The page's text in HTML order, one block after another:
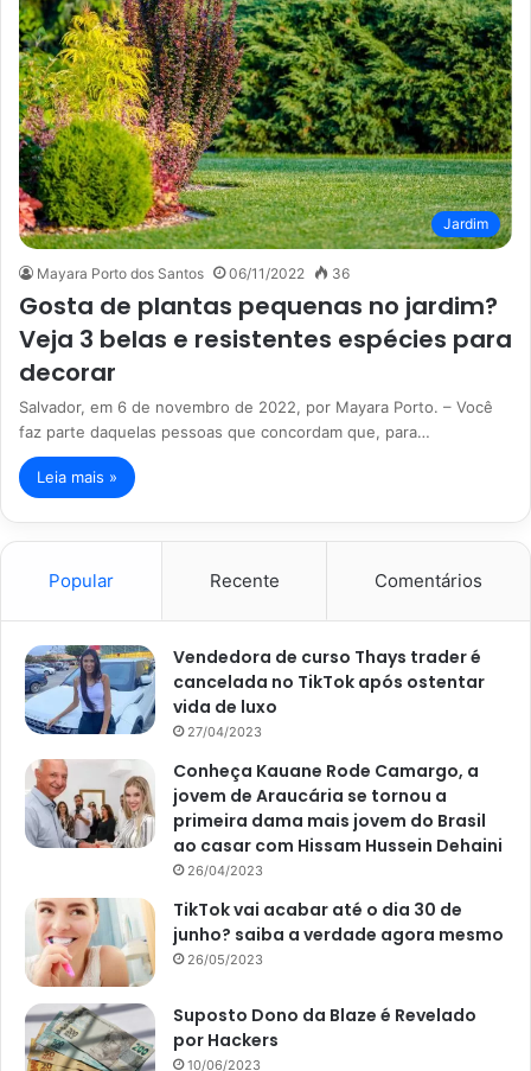
Jardim
Mayara Porto dos Santos 06/11/2022 36
Gosta de plantas pequenas no jardim?
Veja 3 belas e resistentes espécies para
decorar
Salvador, em 6 de novembro de 2022, por Mayara Porto. – Você
faz parte daquelas pessoas que concordam que, para…
Leia mais »
Popular Recente Comentários
Vendedora de curso Thays trader é
cancelada no TikTok após ostentar
vida de luxo
27/04/2023
Conheça Kauane Rode Camargo, a
jovem de Araucária se tornou a
primeira dama mais jovem do Brasil
ao casar com Hissam Hussein Dehaini
26/04/2023
TikTok vai acabar até o dia 30 de
junho? saiba a verdade agora mesmo
26/05/2023
Suposto Dono da Blaze é Revelado
por Hackers
10/06/2023